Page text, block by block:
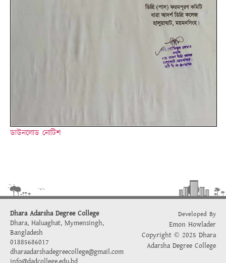
ডাউনলোড নোটিশ
Dhara Adarsha Degree College
Dhara, Haluaghat, Mymensingh,
Bangladesh
01885686017
dharaadarshadegreecollege@gmail.com
Developed By
Emon Howlader
Copyright © 2025 Dhara
Adarsha Degree College